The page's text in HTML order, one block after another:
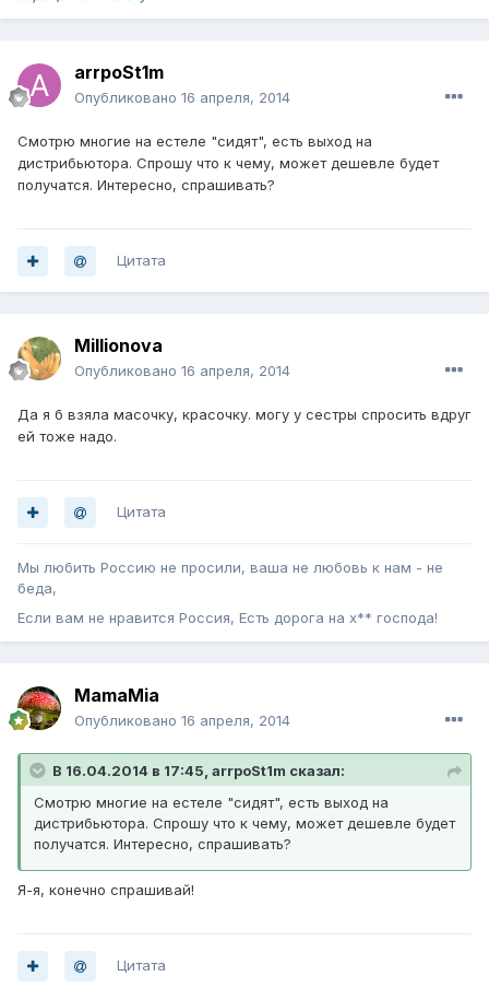
arrpoSt1m
Опубликовано 16 апреля, 2014
Смотрю многие на естеле "сидят", есть выход на
дистрибьютора. Спрошу что к чему, может дешевле будет
получатся. Интересно, спрашивать?
Цитата
Millionova
Опубликовано 16 апреля, 2014
Да я б взяла масочку, красочку. могу у сестры спросить вдруг
ей тоже надо.
Цитата
Мы любить Россию не просили, ваша не любовь к нам - не
беда,
Если вам не нравится Россия, Есть дорога на х** господа!
MamaMia
Опубликовано 16 апреля, 2014
В 16.04.2014 в 17:45, arrpoSt1m сказал:
Смотрю многие на естеле "сидят", есть выход на
дистрибьютора. Спрошу что к чему, может дешевле будет
получатся. Интересно, спрашивать?
Я-я, конечно спрашивай!
Цитата